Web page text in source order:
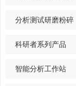
分析测试研磨粉碎
科研者系列产品
智能分析工作站